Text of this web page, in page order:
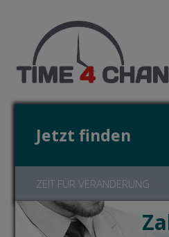
Jetzt finden
ZEIT FÜR VERÄNDERUNG